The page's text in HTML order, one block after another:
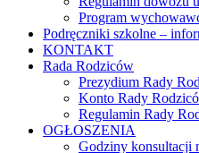
Program
Podręczniki szkolne –
KONTAKT
Rada Rodziców
Prezydium Rady
Konto Rady
Regulamin Rady
OGŁOSZENIA
Godziny konsultacji